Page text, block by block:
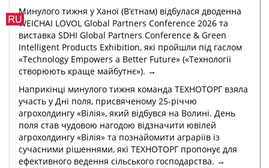
Минулого тижня у Ханої (В’єтнам) відбулася дводенна
WEICHAI LOVOL Global Partners Conference 2026 та
виставка SDHI Global Partners Conference & Green
Intelligent Products Exhibition, які пройшли під гаслом
«Technology Empowers a Better Future» («Технології
створюють краще майбутнє»). →
Наприкінці минулого тижня команда ТЕХНОТОРГ взяла
участь у Дні поля, присвяченому 25-річчю
агрохолдингу «Вілія», який відбувся на Волині. День
поля став чудовою нагодою відзначити ювілей
агрохолдингу «Вілія» та познайомити аграріїв із
сучасними рішеннями, які ТЕХНОТОРГ пропонує для
ефективного ведення сільського господарства. →